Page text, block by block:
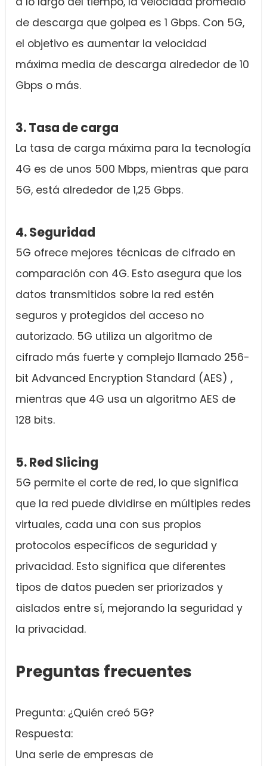
de descarga que golpea es 1 Gbps. Con 5G,
el objetivo es aumentar la velocidad
máxima media de descarga alrededor de 10
Gbps o más.
3. Tasa de carga
La tasa de carga máxima para la tecnología
4G es de unos 500 Mbps, mientras que para
5G, está alrededor de 1,25 Gbps.
4. Seguridad
5G ofrece mejores técnicas de cifrado en
comparación con 4G. Esto asegura que los
datos transmitidos sobre la red estén
seguros y protegidos del acceso no
autorizado. 5G utiliza un algoritmo de
cifrado más fuerte y complejo llamado 256-
bit Advanced Encryption Standard (AES) ,
mientras que 4G usa un algoritmo AES de
128 bits.
5. Red Slicing
5G permite el corte de red, lo que significa
que la red puede dividirse en múltiples redes
virtuales, cada una con sus propios
protocolos específicos de seguridad y
privacidad. Esto significa que diferentes
tipos de datos pueden ser priorizados y
aislados entre sí, mejorando la seguridad y
la privacidad.
Preguntas frecuentes
Pregunta: ¿Quién creó 5G?
Respuesta:
Una serie de empresas de